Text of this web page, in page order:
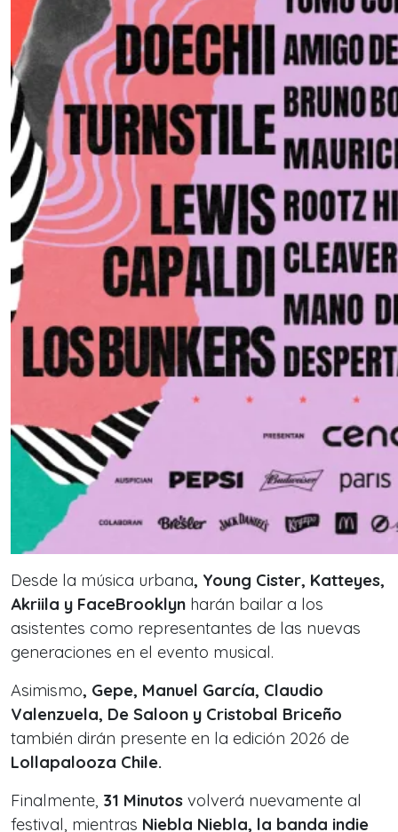
Desde la música urbana, Young Cister, Katteyes,
Akriila y FaceBrooklyn harán bailar a los
asistentes como representantes de las nuevas
generaciones en el evento musical.
Asimismo, Gepe, Manuel García, Claudio
Valenzuela, De Saloon y Cristobal Briceño
también dirán presente en la edición 2026 de
Lollapalooza Chile.
Finalmente, 31 Minutos volverá nuevamente al
festival, mientras Niebla Niebla, la banda indie